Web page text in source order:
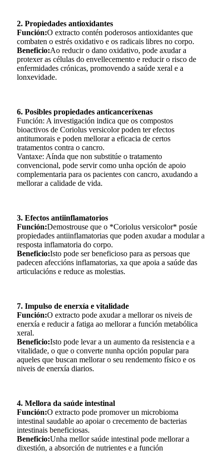
2. Propiedades antioxidantes
Función:O extracto contén poderosos antioxidantes que
combaten o estrés oxidativo e os radicais libres no corpo.
Beneficio:Ao reducir o dano oxidativo, pode axudar a
protexer as células do envellecemento e reducir o risco de
enfermidades crónicas, promovendo a saúde xeral e a
lonxevidade.
6. Posibles propiedades anticanceríxenas
Función: A investigación indica que os compostos
bioactivos de Coriolus versicolor poden ter efectos
antitumorais e poden mellorar a eficacia de certos
tratamentos contra o cancro.
Vantaxe: Aínda que non substitúe o tratamento
convencional, pode servir como unha opción de apoio
complementaria para os pacientes con cancro, axudando a
mellorar a calidade de vida.
3. Efectos antiinflamatorios
Función:Demostrouse que o *Coriolus versicolor* posúe
propiedades antiinflamatorias que poden axudar a modular a
resposta inflamatoria do corpo.
Beneficio:Isto pode ser beneficioso para as persoas que
padecen afeccións inflamatorias, xa que apoia a saúde das
articulacións e reduce as molestias.
7. Impulso de enerxía e vitalidade
Función:O extracto pode axudar a mellorar os niveis de
enerxía e reducir a fatiga ao mellorar a función metabólica
xeral.
Beneficio:Isto pode levar a un aumento da resistencia e a
vitalidade, o que o converte nunha opción popular para
aqueles que buscan mellorar o seu rendemento físico e os
niveis de enerxía diarios.
4. Mellora da saúde intestinal
Función:O extracto pode promover un microbioma
intestinal saudable ao apoiar o crecemento de bacterias
intestinais beneficiosas.
Beneficio:Unha mellor saúde intestinal pode mellorar a
dixestión, a absorción de nutrientes e a función